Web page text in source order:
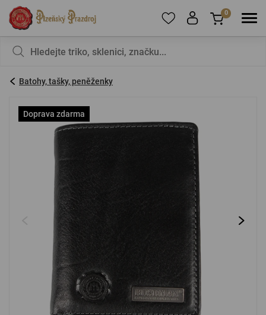
registrujte.
Zapomenuté heslo Nová registrace
PŘIHLÁSIT PŘES FACEBOOK
0
Batohy, tašky, peněženky
Doprava zdarma